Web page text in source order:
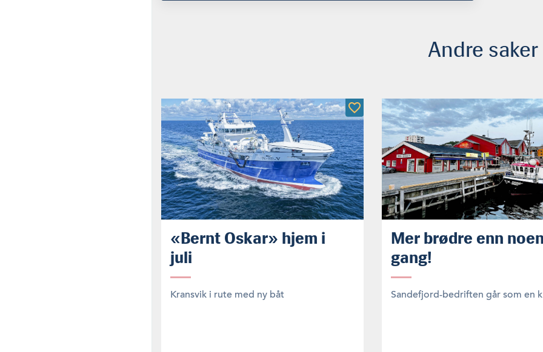
Andre saker
«Bernt Oskar» hjem i
juli
Kransvik i rute med ny båt
Mer brødre enn
gang!
Sandefjord-bedriften går som en